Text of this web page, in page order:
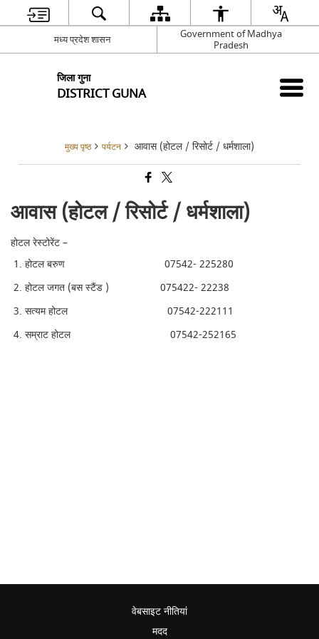
मध्य प्रदेश शासन
Government of Madhya
Pradesh
जिला गुना
DISTRICT GUNA
मुख्य पृष्ठ पर्यटन आवास (होटल / रिसोर्ट / धर्मशाला)
आवास (होटल / रिसोर्ट / धर्मशाला)
होटल रेस्टोरेंट –
होटल बरुण 07542- 225280
होटल जगत (बस स्टैंड ) 075422- 22238
सत्यम होटल 07542-222111
सम्राट होटल 07542-252165
वेबसाइट नीतियां
मदद